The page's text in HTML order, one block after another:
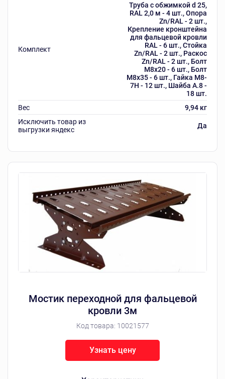
Комплект
Труба с обжимкой d 25,
RAL 2,0 м - 4 шт., Опора
Zn/RAL - 2 шт.,
Крепление кронштейна
для фальцевой кровли
RAL - 6 шт., Стойка
Zn/RAL - 2 шт., Раскос
Zn/RAL - 2 шт., Болт
М8х20 - 6 шт., Болт
М8х35 - 6 шт., Гайка М8-
7Н - 12 шт., Шайба А.8 -
18 шт.
Вес
9,94 кг
Исключить товар из
выгрузки яндекс
Да
Мостик переходной для фальцевой
кровли 3м
Код товара: 10021577
Узнать цену